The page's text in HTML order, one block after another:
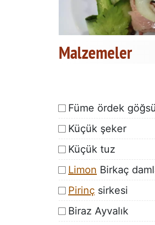
Malzemeler
Füme ördek göğsü
Küçük şeker
Küçük tuz
Limon Birkaç
Pirinç sirkesi
Biraz Ayvalık